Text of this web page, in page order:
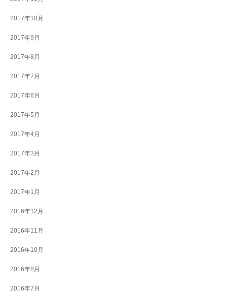
2017年10月
2017年9月
2017年8月
2017年7月
2017年6月
2017年5月
2017年4月
2017年3月
2017年2月
2017年1月
2016年12月
2016年11月
2016年10月
2016年8月
2016年7月